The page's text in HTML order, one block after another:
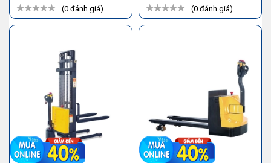
(0 đánh giá) (0 đánh giá)